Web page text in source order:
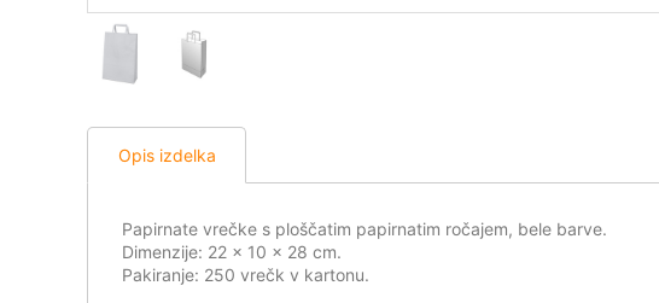
Opis izdelka
Papirnate vrečke s ploščatim papirnatim ročajem, bele barve.
Dimenzije: 22 x 10 x 28 cm.
Pakiranje: 250 vrečk v kartonu.